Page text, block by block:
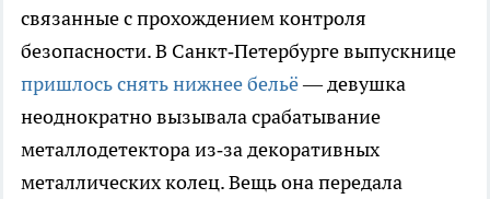
связанные с прохождением контроля
безопасности. В Санкт‑Петербурге выпускнице
пришлось снять нижнее бельё— девушка
неоднократно вызывала срабатывание
металлодетектора из‑за декоративных
металлических колец. Вещь она передала